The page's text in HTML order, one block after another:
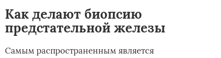
Как делают биопсию
предстательной железы
Самым распространенным является